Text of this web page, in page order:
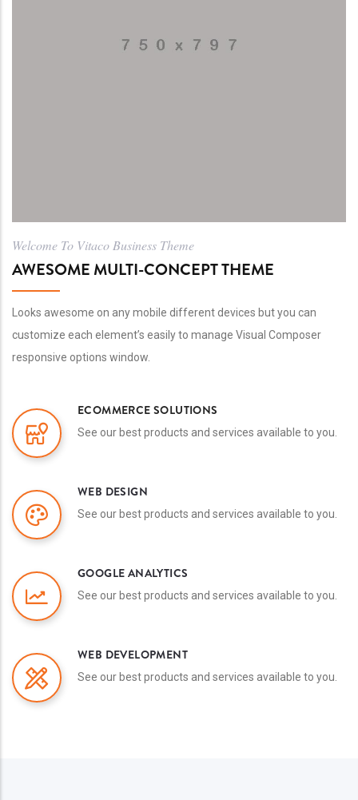
Welcome To Vitaco Business Theme
AWESOME MULTI-CONCEPT THEME
Looks awesome on any mobile different devices but you can
customize each element’s easily to manage Visual Composer
responsive options window.
ECOMMERCE SOLUTIONS
See our best products and services available to you.
WEB DESIGN
See our best products and services available to you.
GOOGLE ANALYTICS
See our best products and services available to you.
WEB DEVELOPMENT
See our best products and services available to you.